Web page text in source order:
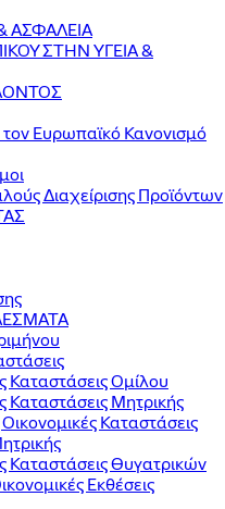
ΑΣΦΑΛΕΙΑ
ΣΤΗΝ ΥΓΕΙΑ &
Ευρωπαϊκό Κανονισμό
Διαχείρισης Προϊόντων
Καταστάσεις Ομίλου
Καταστάσεις Μητρικής
Καταστάσεις
Καταστάσεις Θυγατρικών
Εκθέσεις